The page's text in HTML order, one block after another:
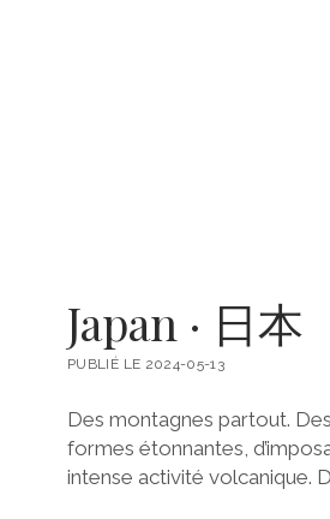
Japan · 日本
PUBLIÉ LE 2024-05-13
Des montagnes partout.
formes étonnantes,
intense activité volcanique.